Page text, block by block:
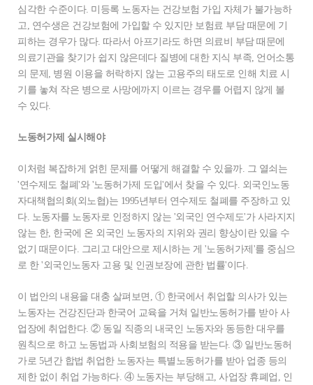
심각한 수준이다. 미등록 노동자는 건강보험 가입 자체가 불가능하
고, 연수생은 건강보험에 가입할 수 있지만 보험료 부담 때문에 기
피하는 경우가 많다. 따라서 아프기라도 하면 의료비 부담 때문에
의료기관을 찾기가 쉽지 않은데다 질병에 대한 지식 부족, 언어소통
의 문제, 병원 이용을 허락하지 않는 고용주의 태도로 인해 치료 시
기를 놓쳐 작은 병으로 사망에까지 이르는 경우를 어렵지 않게 볼
수 있다.
노동허가제 실시해야
이처럼 복잡하게 얽힌 문제를 어떻게 해결할 수 있을까. 그 열쇠는
'연수제도 철폐'와 '노동허가제 도입'에서 찾을 수 있다. 외국인노동
자대책협의회(외노협)는 1995년부터 연수제도 철폐를 주장하고 있
다. 노동자를 노동자로 인정하지 않는 '외국인 연수제도'가 사라지지
않는 한, 한국에 온 외국인 노동자의 지위와 권리 향상이란 있을 수
없기 때문이다. 그리고 대안으로 제시하는 게 '노동허가제'를 중심으
로 한 '외국인노동자 고용 및 인권보장에 관한 법률'이다.
이 법안의 내용을 대충 살펴보면, ① 한국에서 취업할 의사가 있는
노동자는 건강진단과 한국어 교육을 거쳐 일반노동허가를 받아 사
업장에 취업한다. ② 동일 직종의 내국인 노동자와 동등한 대우를
원칙으로 하고 노동법과 사회보험의 적용을 받는다. ③ 일반노동허
가로 5년간 합법 취업한 노동자는 특별노동허가를 받아 업종 등의
제한 없이 취업 가능하다. ④ 노동자는 부당해고, 사업장 휴폐업, 인